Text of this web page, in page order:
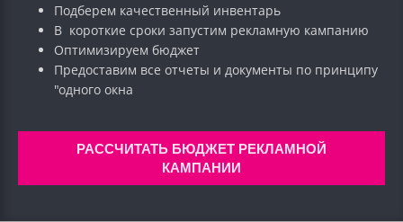
Подберем качественный инвентарь
В короткие сроки запустим рекламную кампанию
Оптимизируем бюджет
Предоставим все отчеты и документы по принципу
"одного окна
РАССЧИТАТЬ БЮДЖЕТ РЕКЛАМНОЙ
КАМПАНИИ